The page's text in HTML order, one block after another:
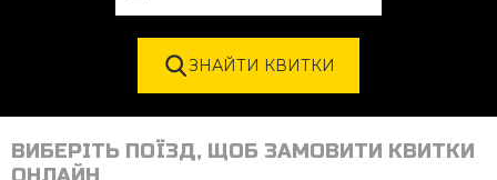
ВИБЕРІТЬ ПОЇЗД, ЩОБ ЗАМОВИТИ КВИТКИ